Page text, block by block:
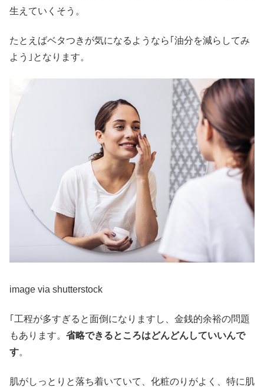
生えていくそう。
たとえばベタつきが気になるようなら｢油分を減らしてみ
よう｣となります。
image via shutterstock
｢工程が多すぎると面倒になりますし、金銭的余裕の問題
もあります。 省略できるところはどんどんしていいんで
す。
肌がしっとりと落ち着いていて、化粧のりがよく、特に肌